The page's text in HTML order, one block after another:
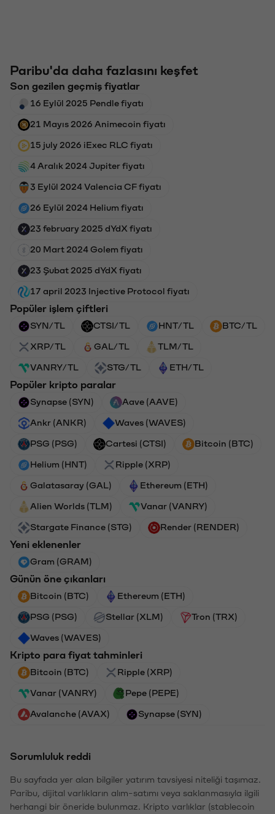
Paribu'da daha fazlasını keşfet
Son gezilen geçmiş fiyatlar
16 Eylül 2025 Pendle fiyatı
21 Mayıs 2026 Animecoin fiyatı
15 july 2026 iExec RLC fiyatı
4 Aralık 2024 Jupiter fiyatı
3 Eylül 2024 Valencia CF fiyatı
26 Eylül 2024 Helium fiyatı
23 february 2025 dYdX fiyatı
20 Mart 2024 Golem fiyatı
23 Şubat 2025 dYdX fiyatı
17 april 2023 Injective Protocol fiyatı
Popüler işlem çiftleri
SYN/TL CTSI/TL HNT/TL BTC/TL
XRP/TL GAL/TL TLM/TL
VANRY/TL STG/TL ETH/TL
Popüler kripto paralar
Synapse (SYN) Aave (AAVE)
Ankr (ANKR) Waves (WAVES)
PSG (PSG) Cartesi (CTSI) Bitcoin (BTC)
Helium (HNT) Ripple (XRP)
Galatasaray (GAL) Ethereum (ETH)
Alien Worlds (TLM) Vanar (VANRY)
Stargate Finance (STG) Render (RENDER)
Yeni eklenenler
Gram (GRAM)
Günün öne çıkanları
Bitcoin (BTC) Ethereum (ETH)
PSG (PSG) Stellar (XLM) Tron (TRX)
Waves (WAVES)
Kripto para fiyat tahminleri
Bitcoin (BTC) Ripple (XRP)
Vanar (VANRY) Pepe (PEPE)
Avalanche (AVAX) Synapse (SYN)
Sorumluluk reddi
Bu sayfada yer alan bilgiler yatırım tavsiyesi niteliği taşımaz.
Paribu, dijital varlıkların alım-satımı veya saklanmasıyla ilgili
herhangi bir öneride bulunmaz. Kripto varlıklar (stablecoin